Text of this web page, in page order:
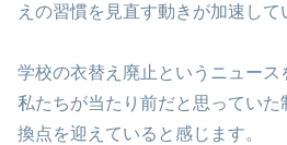
えの習慣を見直す動きが加速して
学校の衣替え廃止というニュース
私たちが当たり前だと思ってい
換点を迎えていると感じます。